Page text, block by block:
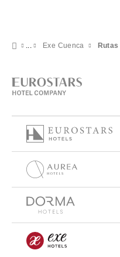
Exe Cuenca Rutas